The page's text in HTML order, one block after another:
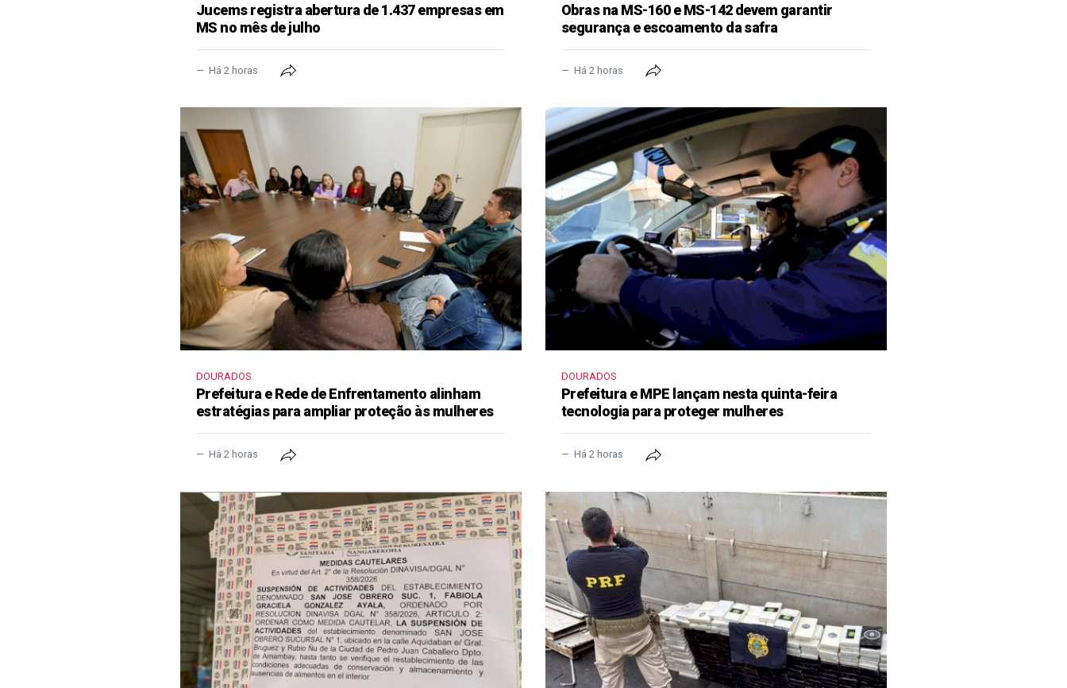
Jucems registra abertura de 1.437 empresas em
MS no mês de julho
Há 2 horas
Obras na MS-160 e MS-142 devem garantir
segurança e escoamento da safra
Há 2 horas
DOURADOS
Prefeitura e Rede de Enfrentamento alinham
estratégias para ampliar proteção às mulheres
Há 2 horas
DOURADOS
Prefeitura e MPE lançam nesta quinta-feira
tecnologia para proteger mulheres
Há 2 horas